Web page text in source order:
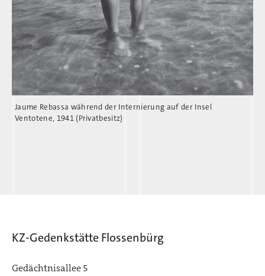
Jaume Rebassa während der Internierung auf der Insel
Ventotene, 1941 (Privatbesitz)
KZ-Gedenkstätte Flossenbürg
Gedächtnisallee 5